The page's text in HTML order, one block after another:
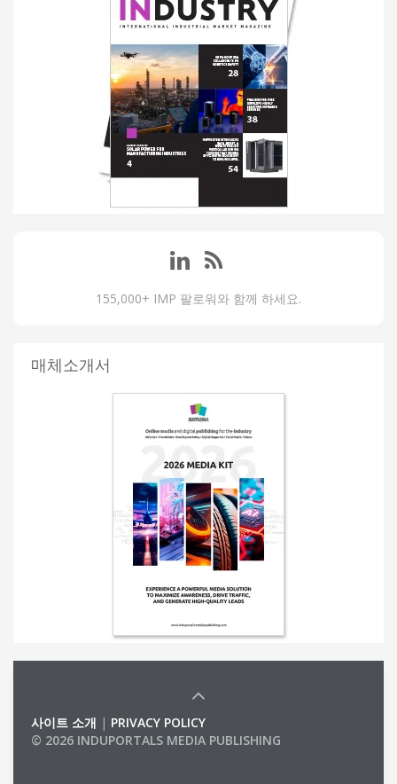
155,000+ IMP 팔로워와 함께 하세요.
매체소개서
사이트 소개 | PRIVACY POLICY
© 2026 INDUPORTALS MEDIA PUBLISHING